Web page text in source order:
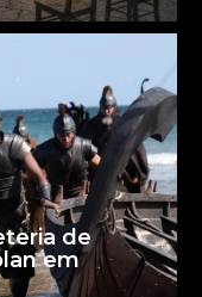
de
em